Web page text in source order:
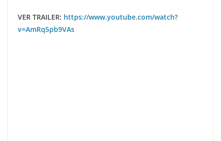
VER TRAILER: https://www.youtube.com/watch?
v=AmRq5pb9VAs